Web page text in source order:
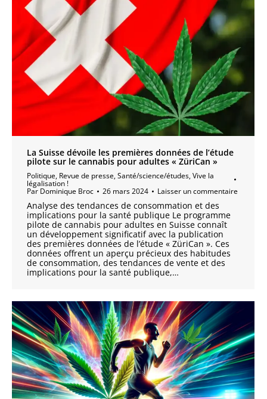
La Suisse dévoile les premières données de l’étude
pilote sur le cannabis pour adultes « ZüriCan »
Politique, Revue de presse,Santé/science/études,Vive la
légalisation !
Par Dominique Broc 26 mars 2024 Laisser un commentaire
Analyse des tendances de consommation et des
implications pour la santé publique Le programme
pilote de cannabis pour adultes en Suisse connaît
un développement significatif avec la publication
des premières données de l’étude « ZüriCan ». Ces
données offrent un aperçu précieux des habitudes
de consommation, des tendances de vente et des
implications pour la santé publique,…